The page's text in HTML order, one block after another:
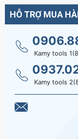
HỖ TRỢ MUA
Kamy tools
Kamy tools